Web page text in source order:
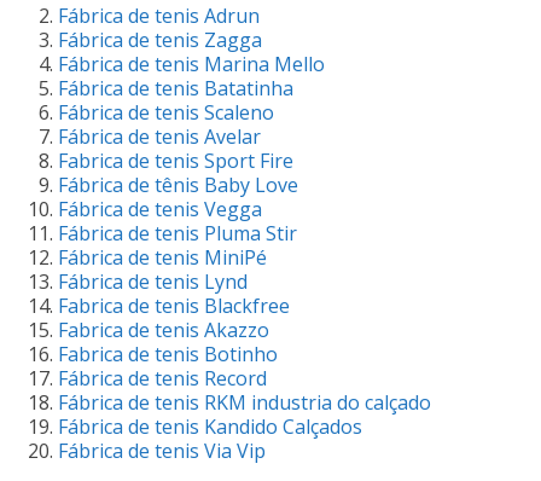
a
Revenda
Nacionanis
e
Importados
–
De
Fábrica de tenis Adrun
Fábrica de tenis Zagga
Fábrica de tenis Marina Mello
Fábrica de tenis Batatinha
Fábrica de tenis Scaleno
Fábrica de tenis Avelar
Fabrica de tenis Sport Fire
Fábrica de tênis Baby Love
Fábrica de tenis Vegga
Fábrica de tenis Pluma Stir
Fábrica de tenis MiniPé
Fábrica de tenis Lynd
Fabrica de tenis Blackfree
Fabrica de tenis Akazzo
Fabrica de tenis Botinho
Fábrica de tenis Record
Fábrica de tenis RKM industria do calçado
Fábrica de tenis Kandido Calçados
Fábrica de tenis Via Vip